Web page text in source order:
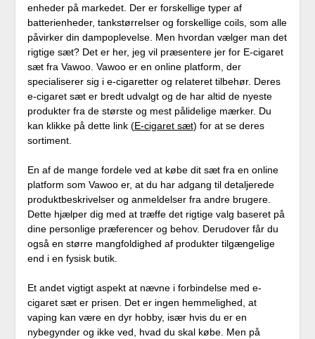
enheder på markedet. Der er forskellige typer af
batterienheder, tankstørrelser og forskellige coils, som alle
påvirker din dampoplevelse. Men hvordan vælger man det
rigtige sæt? Det er her, jeg vil præsentere jer for E-cigaret
sæt fra Vawoo. Vawoo er en online platform, der
specialiserer sig i e-cigaretter og relateret tilbehør. Deres
e-cigaret sæt er bredt udvalgt og de har altid de nyeste
produkter fra de største og mest pålidelige mærker. Du
kan klikke på dette link (E-cigaret sæt) for at se deres
sortiment.
En af de mange fordele ved at købe dit sæt fra en online
platform som Vawoo er, at du har adgang til detaljerede
produktbeskrivelser og anmeldelser fra andre brugere.
Dette hjælper dig med at træffe det rigtige valg baseret på
dine personlige præferencer og behov. Derudover får du
også en større mangfoldighed af produkter tilgængelige
end i en fysisk butik.
Et andet vigtigt aspekt at nævne i forbindelse med e-
cigaret sæt er prisen. Det er ingen hemmelighed, at
vaping kan være en dyr hobby, især hvis du er en
nybegynder og ikke ved, hvad du skal købe. Men på